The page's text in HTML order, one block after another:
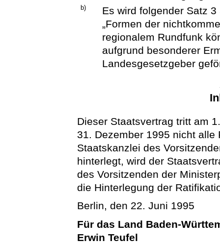
b)
Es wird folgender Satz 3
„Formen der
regionalem Rundfunk
aufgrund besonderer
Landesgesetzgeber
Dieser Staatsvertrag tritt am
31. Dezember 1995 nicht
Staatskanzlei des
hinterlegt, wird der
des Vorsitzenden der
die Hinterlegung der
Berlin, den 22. Juni 1995
Für das Land Baden-
Erwin Teufel